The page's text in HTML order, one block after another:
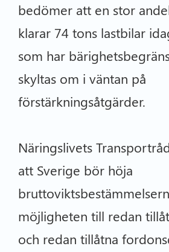
bedömer att en stor
klarar 74 tons lastbilar
som har
skyltas om i väntan på
förstärkningsåtgärder.
Näringslivets
att Sverige bör höja
möjligheten till redan
och redan tillåtna